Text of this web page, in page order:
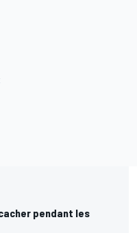
pendant les